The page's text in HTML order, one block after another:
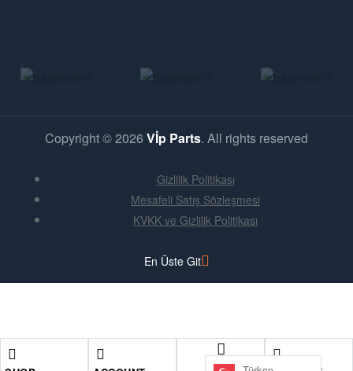
ARA
Copyright © 2026 Vİp Parts. All rights reserved
En Üste Git
Gizlilik Politikası
Mesafeli Satış Sözleşmesi
KVKK ve Gizlilik Politikası
Alışveriş Sepetikapat